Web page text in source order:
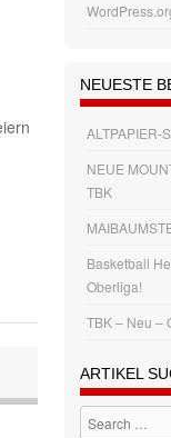
NEUESTE
ALTPAPIER-
NEUE
TBK
Basketball
Oberliga!
TBK – Neu –
ARTIKEL
Search